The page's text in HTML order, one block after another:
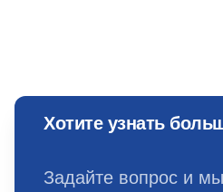
Хотите узнать
Задайте вопрос и